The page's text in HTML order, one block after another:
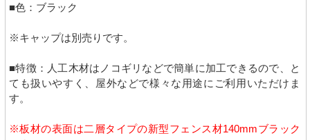
■色：ブラック
※キャップは別売りです。
■特徴：人工木材はノコギリなどで簡単に加工できるので、と
ても扱いやすく、屋外などで様々な用途にご利用いただけま
す。
※板材の表面は二層タイプの新型フェンス材140mmブラック